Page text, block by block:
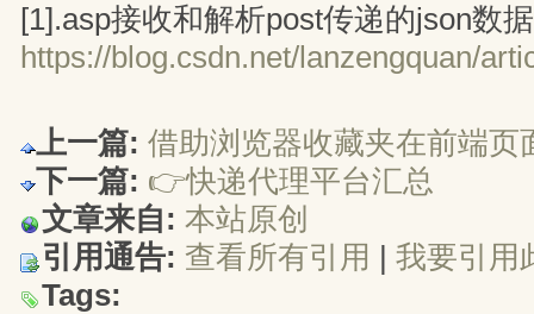
[1].asp接收和解析post传递的json数
https://blog.csdn.net/lanzengquan/
上一篇: 借助浏览器收藏夹在前端页
下一篇: 👉快递代理平台汇总
文章来自: 本站原创
引用通告: 查看所有引用 | 我要引用
Tags: